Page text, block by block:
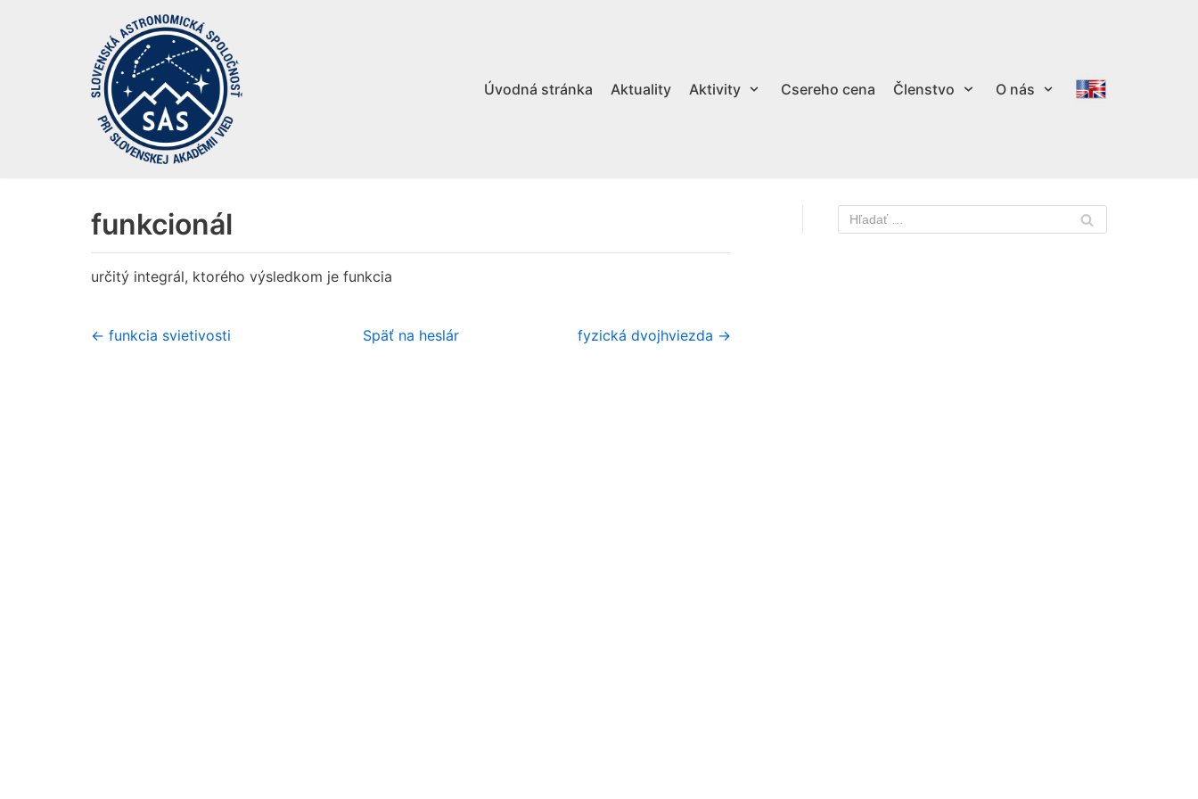
Úvodná stránka Aktuality Aktivity Csereho cena Členstvo O nás
funkcionál
určitý integrál, ktorého výsledkom je funkcia
← funkcia svietivosti Späť na heslár fyzická dvojhviezda →